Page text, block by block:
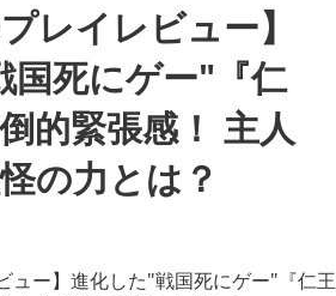
レイレビュー】
国死にゲー"『仁
的緊張感！ 主人
の力とは？